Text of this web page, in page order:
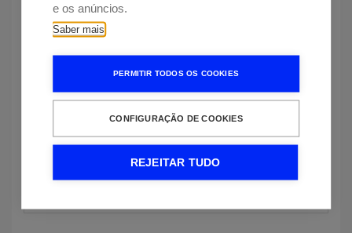
e os anúncios.
Saber mais
PERMITIR TODOS OS COOKIES
CONFIGURAÇÃO DE COOKIES
REJEITAR TUDO
Más